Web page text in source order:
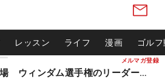
メルマガ登録
レッスン ライフ 漫画 ゴル
松山英樹ら出場 ウィンダム選手権のリーダーボード